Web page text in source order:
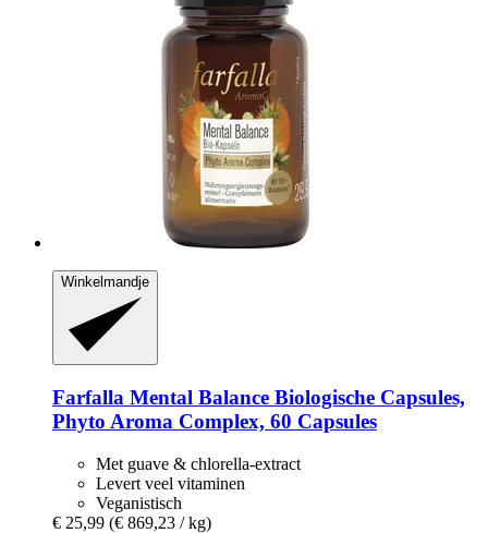
Winkelmandje
Farfalla Mental Balance Biologische Capsules,
Phyto Aroma Complex, 60 Capsules
Met guave & chlorella-extract
Levert veel vitaminen
Veganistisch
€ 25,99 (€ 869,23 / kg)